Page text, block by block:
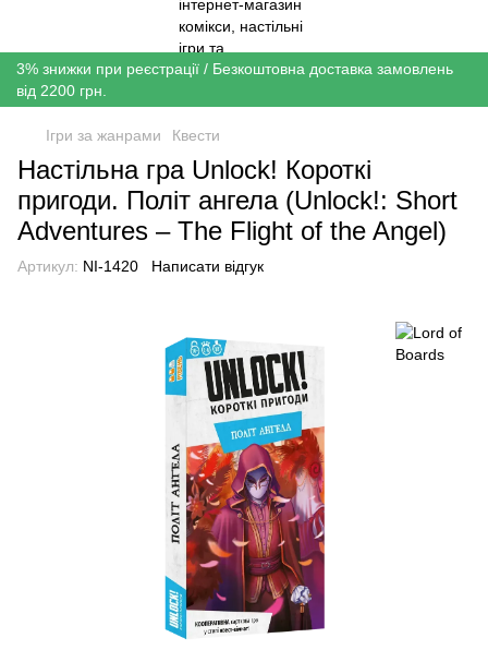
3% знижки при реєстрації / Безкоштовна доставка замовлень
від 2200 грн.
Ігри за жанрами Квести
Настільна гра Unlock! Короткі
пригоди. Політ ангела (Unlock!: Short
Adventures – The Flight of the Angel)
Артикул: NI-1420 Написати відгук